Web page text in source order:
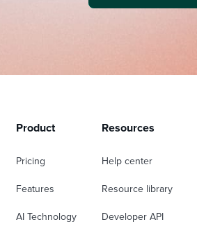
Product
Pricing
Features
AI Technology
Resources
Help center
Resource library
Developer API